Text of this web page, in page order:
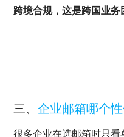
跨境合规，这是跨国业务
三、企业邮箱哪个
很多企业在选邮箱时只